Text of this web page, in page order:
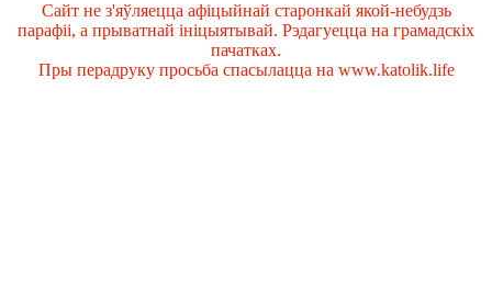
Сайт не з'яўляецца афіцыйнай старонкай якой-небудзь
парафіі, а прыватнай ініцыятывай. Рэдагуецца на грамадскіх
пачатках.
Пры перадруку просьба спасылацца на www.katolik.life